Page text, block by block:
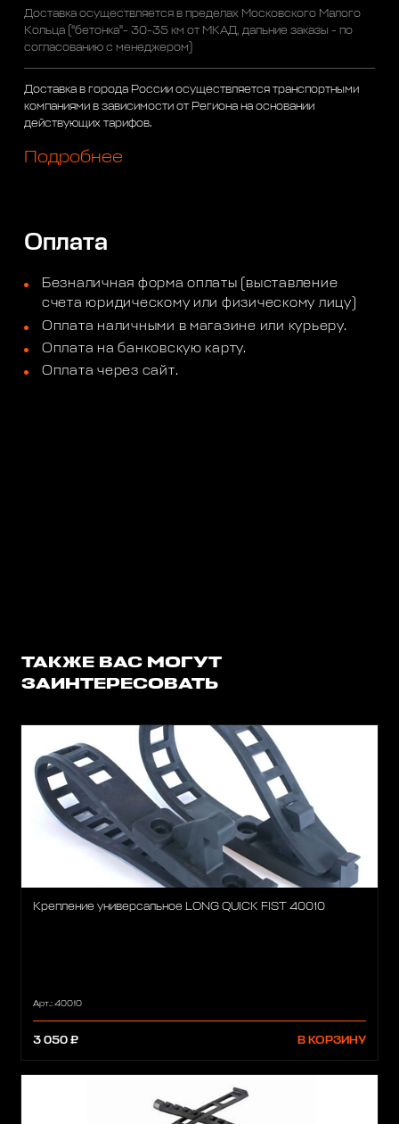
Доставка осуществляется в пределах Московского Малого
Кольца ("бетонка"- 30-35 км от МКАД, дальние заказы - по
согласованию с менеджером)
Доставка в города России осуществляется транспортными
компаниями в зависимости от Региона на основании
действующих тарифов.
Подробнее
Оплата
Безналичная форма оплаты (выставление
счета юридическому или физическому лицу)
Оплата наличными в магазине или курьеру.
Оплата на банковскую карту.
Оплата через сайт.
ТАКЖЕ ВАС МОГУТ
ЗАИНТЕРЕСОВАТЬ
Крепление универсальное LONG QUICK FIST 40010
Арт.: 40010
3 050 ₽ В КОРЗИНУ